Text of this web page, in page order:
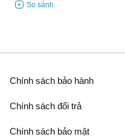
Chính sách bảo hành
Chính sách đổi trả
Chính sách bảo mật